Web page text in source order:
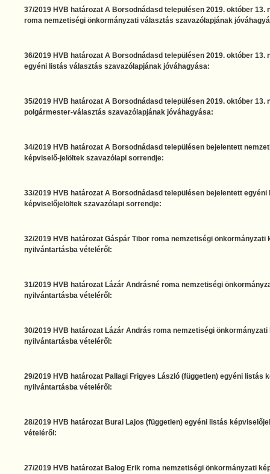
37/2019 HVB határozat A Borsodnádasd településen 2019. október 13.
roma nemzetiségi önkormányzati választás szavazólapjának
36/2019 HVB határozat A Borsodnádasd településen 2019. október 13.
egyéni listás választás szavazólapjának jóváhagyása:
35/2019 HVB határozat A Borsodnádasd településen 2019. október 13.
polgármester-választás szavazólapjának jóváhagyása:
34/2019 HVB határozat A Borsodnádasd településen bejelentett
képviselő-jelöltek szavazólapi sorrendje:
33/2019 HVB határozat A Borsodnádasd településen bejelentett egyéni
képviselőjelöltek szavazólapi sorrendje:
32/2019 HVB határozat Gáspár Tibor roma nemzetiségi önkormányzati
nyilvántartásba vételéről:
31/2019 HVB határozat Lázár Andrásné roma nemzetiségi
nyilvántartásba vételéről:
30/2019 HVB határozat Lázár András roma nemzetiségi
nyilvántartásba vételéről:
29/2019 HVB határozat Pallagi Frigyes László (független) egyéni listás
nyilvántartásba vételéről:
28/2019 HVB határozat Burai Lajos (független) egyéni listás
vételéről:
27/2019 HVB határozat Balog Erik roma nemzetiségi önkormányzati